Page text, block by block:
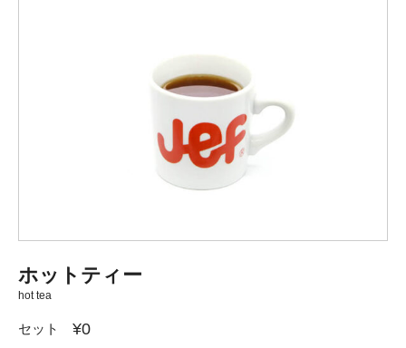
ホットティー
hot tea
セット ¥0